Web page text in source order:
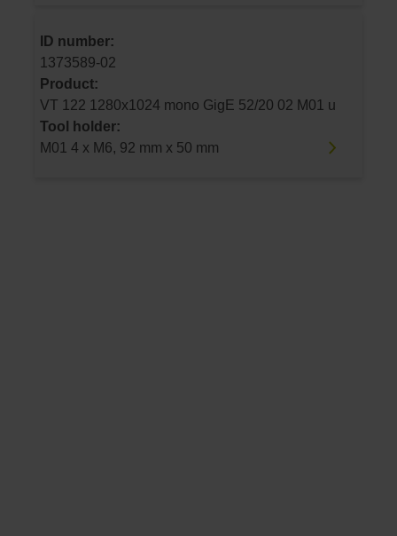
ID number:
1373589-02
Product:
VT 122 1280x1024 mono GigE 52/20 02 M01 u
Tool holder:
M01 4 x M6, 92 mm x 50 mm